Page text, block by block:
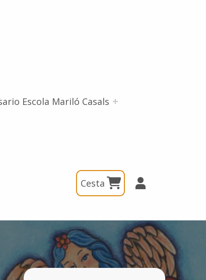
Escola Mariló Casals
Cesta